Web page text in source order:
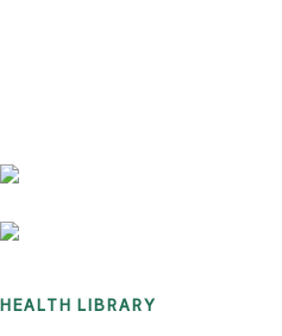
HEALTH LIBRARY